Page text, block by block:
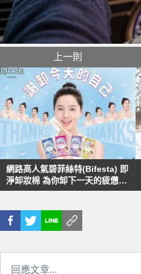
上一則
網路高人氣碧菲絲特(Bifesta) 即
淨卸妝棉 為你卸下一天的疲憊及
髒污 成為守護你肌膚的專屬執事